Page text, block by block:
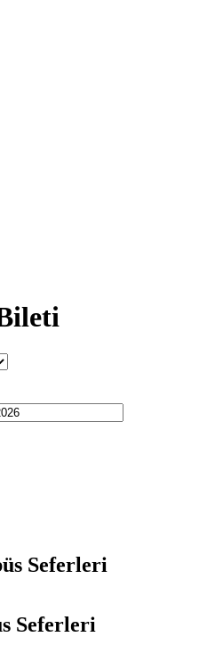
Seferleri
Seferleri